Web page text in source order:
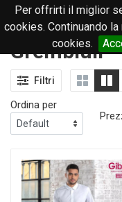
Per offrirti il miglior
cookies. Continuando
cookies.
Grembiuli
Filtri
Ordina per